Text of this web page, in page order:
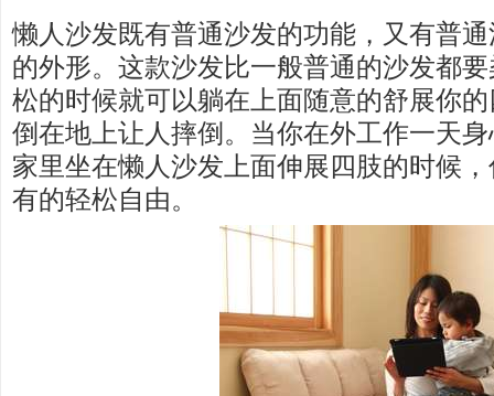
懒人沙发既有普通沙发的功能，又有普
的外形。这款沙发比一般普通的沙发都
松的时候就可以躺在上面随意的舒展你
倒在地上让人摔倒。当你在外工作一天
家里坐在懒人沙发上面伸展四肢的时候
有的轻松自由。